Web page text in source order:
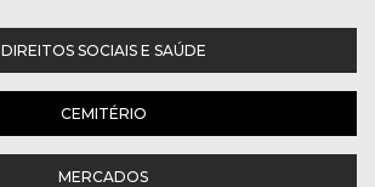
DIREITOS SOCIAIS E SAÚDE
CEMITÉRIO
MERCADOS